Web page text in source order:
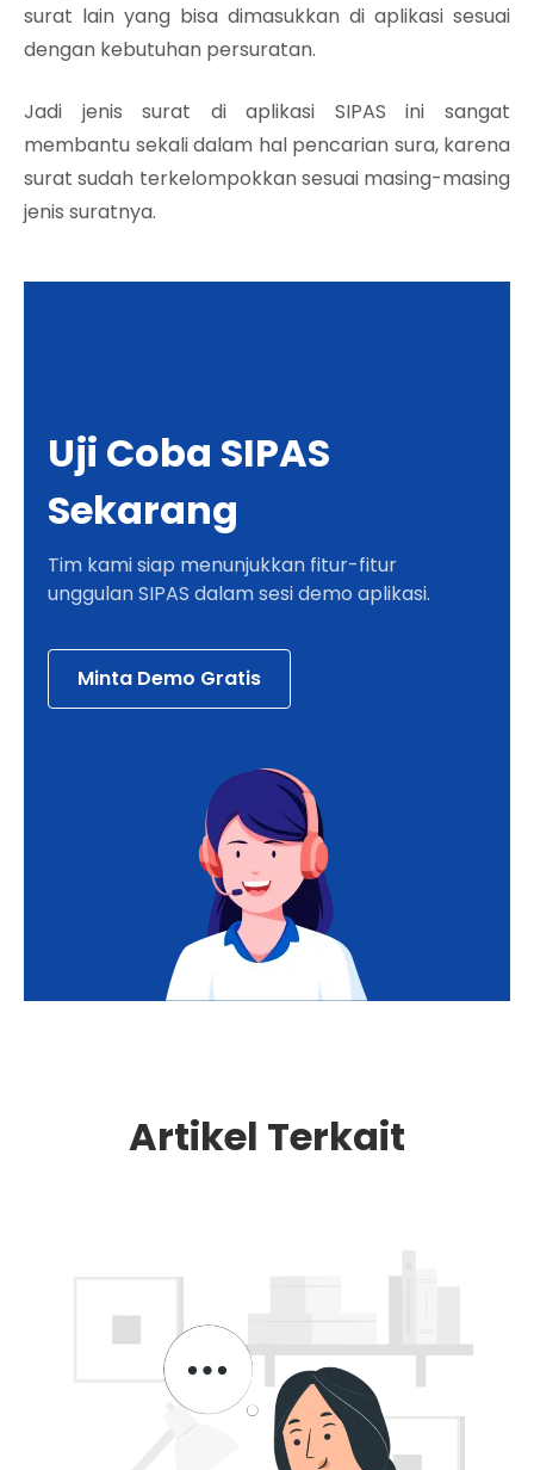
surat lain yang bisa dimasukkan di aplikasi sesuai
dengan kebutuhan persuratan.
Jadi jenis surat di aplikasi SIPAS ini sangat
membantu sekali dalam hal pencarian sura, karena
surat sudah terkelompokkan sesuai masing-masing
jenis suratnya.
Uji Coba SIPAS
Sekarang
Tim kami siap menunjukkan fitur-fitur
unggulan SIPAS dalam sesi demo aplikasi.
Minta Demo Gratis
Artikel Terkait